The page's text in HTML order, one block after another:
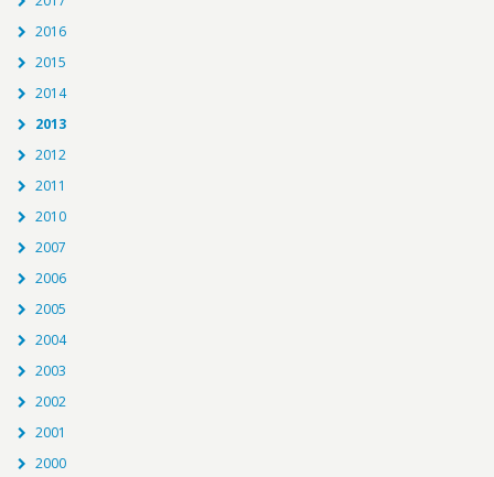
2016
2015
2014
2013
2012
2011
2010
2007
2006
2005
2004
2003
2002
2001
2000